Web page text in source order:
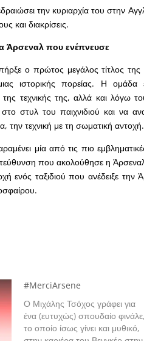
την κυριαρχία του στην
και διακρίσεις.
Άρσεναλ που ενέπνευσε
ο πρώτος μεγάλος τίτλος
ιστορικής πορείας. Η ομάδα
τεχνικής της, αλλά και λόγω
στυλ του παιχνιδιού και να
την τεχνική με τη σωματική αντοχή.
μία από τις πιο
που ακολούθησε η
ενός ταξιδιού που ανέδειξε την
#MerciArsene
Ο Μιχάλης Τσόχος γράφει για
ένα (ευτυχώς) σπουδαίο φινάλε,
το οποίο ίσως γίνει και μυθικό,